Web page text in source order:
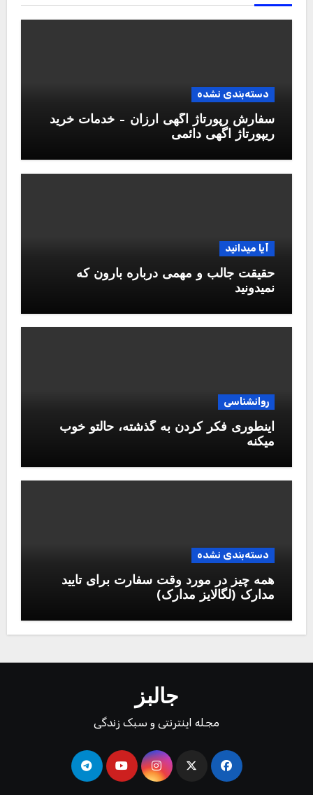
دسته‌بندی نشده
سفارش رپورتاژ آگهی ارزان – خدمات خرید
ریپورتاژ اگهی دائمی
آیا میدانید
حقیقت جالب و مهمی درباره بارون که
نمیدونید
روانشناسی
اینطوری فکر کردن به گذشته، حالتو خوب
میکنه
دسته‌بندی نشده
همه چیز در مورد وقت سفارت برای تایید
مدارک (لگالایز مدارک)
جالبز
مجله اینترنتی و سبک زندگی